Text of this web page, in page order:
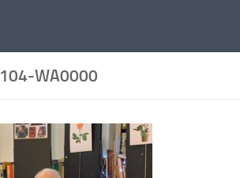
WA0000